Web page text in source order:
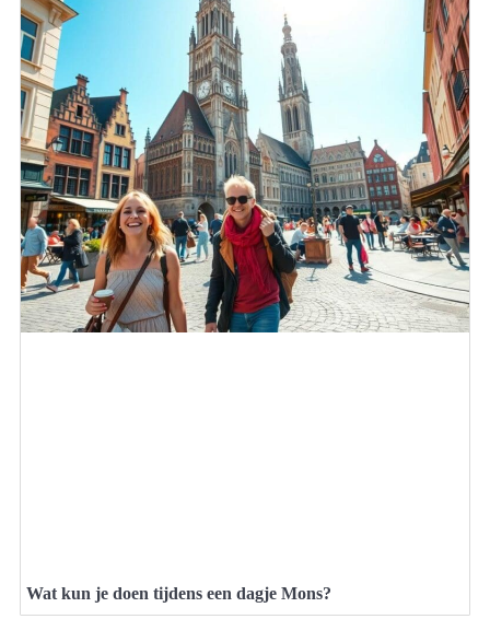
Wat kun je doen tijdens een dagje Mons?